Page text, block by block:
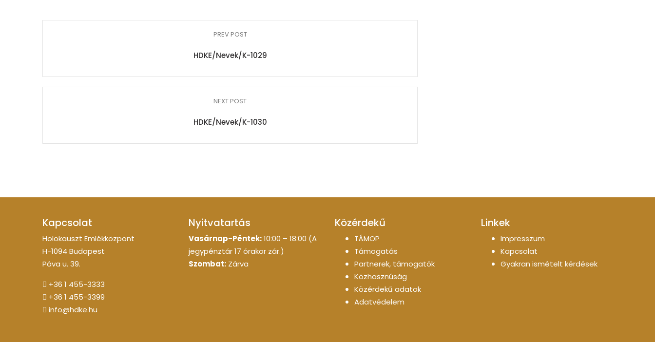
PREV POST
HDKE/Nevek/K-1029
NEXT POST
HDKE/Nevek/K-1030
Kapcsolat
Holokauszt Emlékközpont
H-1094 Budapest
Páva u. 39.
+36 1 455-3333
+36 1 455-3399
info@hdke.hu
Nyitvatartás
Vasárnap-Péntek:10:00 – 18:00 (A
jegypénztár 17 órakor zár.)
Szombat: Zárva
Közérdekű
TÁMOP
Támogatás
Partnerek, támogatók
Közhasznúság
Közérdekű adatok
Adatvédelem
Linkek
Impresszum
Kapcsolat
Gyakran ismételt kérdések